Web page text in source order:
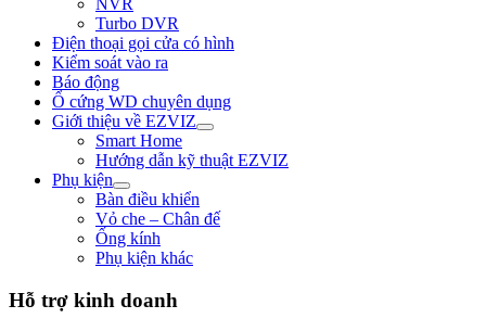
NVR
Turbo DVR
Điện thoại gọi cửa có hình
Kiểm soát vào ra
Báo động
Ổ cứng WD chuyên dụng
Giới thiệu về EZVIZ
Smart Home
Hướng dẫn kỹ thuật EZVIZ
Phụ kiện
Bàn điều khiển
Vỏ che – Chân đế
Ống kính
Phụ kiện khác
Hỗ trợ kinh doanh